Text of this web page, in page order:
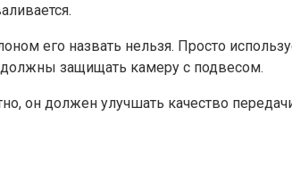
его назвать нельзя. Просто
защищать камеру с подвесом.
он должен улучшать качество